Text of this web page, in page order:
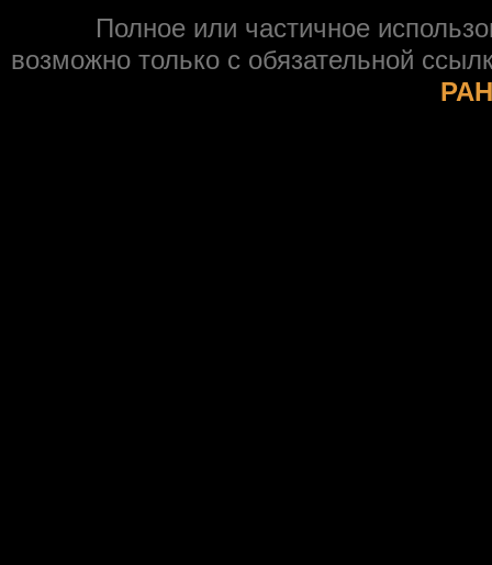
Полное или частичное
возможно только с обязательной